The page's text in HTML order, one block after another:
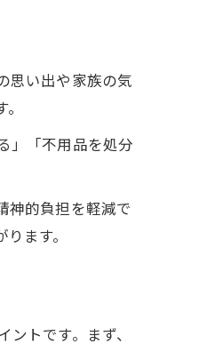
思い出や家族の気
」「不用品を処分
神的負担を軽減で
ます。
トです。まず、